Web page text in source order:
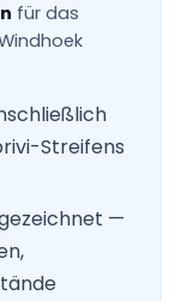
für das
Streifens
—